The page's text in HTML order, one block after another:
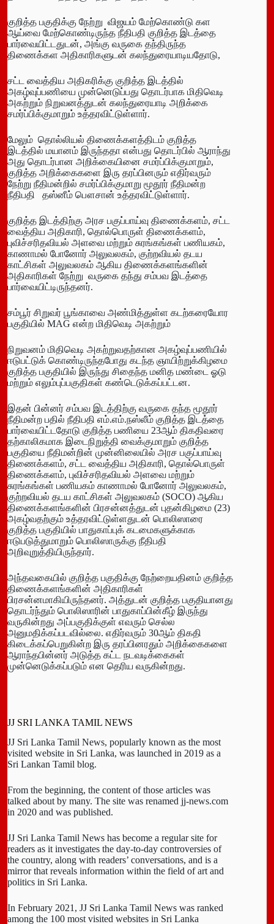
குறித்த பகுதிக்கு நேற்று விஜயம் மேற்கொண்டு கள
ஆய்வை மேற்கொண்டிருந்த நீதிபதி குறித்த இடத்தை
பார்வையிட்டதுடன், அங்கு வருகை தந்திருந்த
திணைக்கள அதிகாரிகளுடன் கலந்துரையாடியதோடு,
சட்ட வைத்திய அதிகரிக்கு குறித்த இடத்தில்
அகழ்வுப்பணியை முன்னெடுப்பது தொடர்பாக மிதிவெடி
அகற்றும் நிறுவனத்துடன் கலந்துரையாடி அறிக்கை
சமர்ப்பிக்குமாறும் உத்தரவிட்டுள்ளார்.
மேலும் தொல்லியல் திணைக்களத்திடம் குறித்த
இடத்தில் மயானம் இருந்ததா என்பது தொடர்பில் ஆராந்து
அது தொடர்பான அறிக்கையினை சமர்ப்பிக்குமாறும்,
குறித்த அறிக்கைகளை இரு தரப்பினரும் எதிர்வரும்
நேற்று நீதிமன்றில் சமர்ப்பிக்குமாறு மூதூர் நீதிமன்ற
நீதிபதி தஸ்னீம் பௌசான் உத்தரவிட்டுள்ளார்.
குறித்த இடத்திற்கு அரச பகுப்பாய்வு திணைக்களம், சட்ட
வைத்திய அதிகாரி, தொல்பொருள் திணைக்களம்,
புவிச்சரிதவியல் அளவை மற்றும் சுரங்கங்கள் பணியகம்,
காணாமல் போனோர் அலுவலகம், குற்றவியல் தடய
காட்சிகள் அலுவலகம் ஆகிய திணைக்களங்களின்
அதிகாரிகள் நேற்று வருகை தந்து சம்பவ இடத்தை
பார்வையிட்டிருந்தனர்.
சம்பூர் சிறுவர் பூங்காவை அண்மித்துள்ள கடற்கரையோர
பகுதியில் MAG என்ற மிதிவெடி அகற்றும்
நிறுவனம் மிதிவெடி அகற்றுவதற்கான அகழ்வுப்பணியில்
ஈடுபட்டுக் கொண்டிருந்தபோது கடந்த ஞாயிற்றுக்கிழமை
குறித்த பகுதியில் இருந்து சிதைந்த மனித மண்டை ஓடு
மற்றும் எலும்புப்பகுதிகள் கண்டெடுக்கப்பட்டன.
இதன் பின்னர் சம்பவ இடத்திற்கு வருகை தந்த மூதூர்
நீதிமன்ற பதில் நீதிபதி எம்.எம்.நஸ்லீம் குறித்த இடத்தை
பார்வையிட்டதோடு குறித்த பணியை 23ஆம் திகதிவரை
தற்காலிகமாக இடைநிறுத்தி வைக்குமாறும் குறித்த
பகுதியை நீதிமன்றின் முன்னிலையில் அரச பகுப்பாய்வு
திணைக்களம், சட்ட வைத்திய அதிகாரி, தொல்பொருள்
திணைக்களம், புவிச்சரிதவியல் அளவை மற்றும்
சுரங்கங்கள் பணியகம் காணாமல் போனோர் அலுவலகம்,
குற்றவியல் தடய காட்சிகள் அலுவலகம் (SOCO) ஆகிய
திணைக்களங்களின் பிரசன்னத்துடன் புதன்கிழமை (23)
அகழ்வதற்கும் உத்தரவிட்டுள்ளதுடன் பொலிஸாரை
குறித்த பகுதியில் பாதுகாப்புக் கடமைகளுக்காக
ஈடுபடுத்துமாறும் பொலிஸாருக்கு நீதிபதி
அறிவுறுத்தியிருந்தார்.
அந்தவகையில் குறித்த பகுதிக்கு நேற்றையதினம் குறித்த
திணைக்களங்களின் அதிகாரிகள்
பிரசன்னமாகியிருந்தனர். அத்துடன் குறித்த பகுதியானது
தொடர்ந்தும் பொலிஸாரின் பாதுகாப்பின்கீழ் இருந்து
வருகின்றது அப்பகுதிக்குள் எவரும் செல்ல
அனுமதிக்கப்படவில்லை. எதிர்வரும் 30ஆம் திகதி
கிடைக்கப்பெறுகின்ற இரு தரப்பினரதும் அறிக்கைகளை
ஆராந்தபின்னர் அடுத்த கட்ட நடவடிக்கைகள்
முன்னெடுக்கப்படும் என தெரிய வருகின்றது.
JJ SRI LANKA TAMIL NEWS
JJ Sri Lanka Tamil News, popularly known as the most
visited website in Sri Lanka, was launched in 2019 as a
Sri Lankan Tamil blog.
From the beginning, the content of those articles was
talked about by many. The site was renamed jj-news.com
in 2020 and was published.
JJ Sri Lanka Tamil News has become a regular site for
readers as it investigates the day-to-day controversies of
the country, along with readers’ conversations, and is a
mirror that reveals information within the field of art and
politics in Sri Lanka.
In February 2021, JJ Sri Lanka Tamil News was ranked
among the 100 most visited websites in Sri Lanka